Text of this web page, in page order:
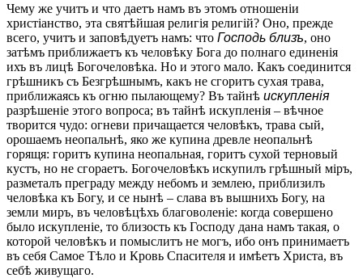
Чему же учитъ и что даетъ намъ въ этомъ отношеніи
христіанство, эта святѣйшая религія религій? Оно, прежде
всего, учитъ и заповѣдуетъ намъ: что Господь близъ, оно
затѣмъ приближаетъ къ человѣку Бога до полнаго единенія
ихъ въ лицѣ Богочеловѣка. Но и этого мало. Какъ соединится
грѣшникъ съ Безгрѣшнымъ, какъ не сгоритъ сухая трава,
приближаясь къ огню пылающему? Въ тайнѣ искупленія
разрѣшеніе этого вопроса; въ тайнѣ искупленія – вѣчное
творится чудо: огневи причащается человѣкъ, трава сый,
орошаемъ неопальнѣ, яко же купина древле неопальнѣ
горящя: горитъ купина неопальная, горитъ сухой терновый
кустъ, но не сгораетъ. Богочеловѣкъ искупилъ грѣшный міръ,
разметалъ преграду между небомъ и землею, приблизилъ
человѣка къ Богу, и се нынѣ – слава въ вышнихъ Богу, на
земли миръ, въ человѣцѣхъ благоволеніе: когда совершено
было искупленіе, то близость къ Господу дана намъ такая, о
которой человѣкъ и помыслитъ не могъ, ибо онъ принимаетъ
въ себя Самое Тѣло и Кровь Спасителя и имѣетъ Христа, въ
себѣ живущаго.